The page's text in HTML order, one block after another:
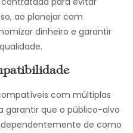
ao planejar com
dinheiro e garantir
com múltiplas
garantir que o público-alvo
de como